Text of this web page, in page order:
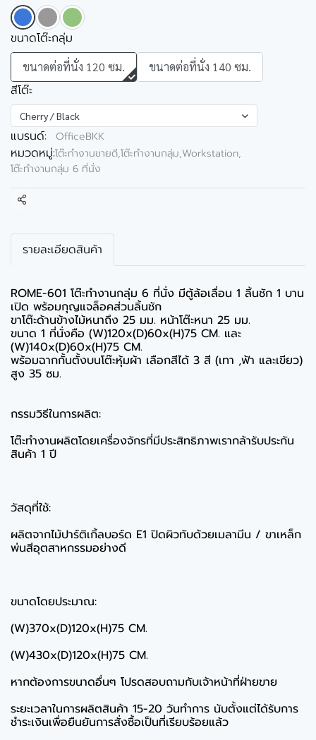
ขนาดโต๊ะกลุ่ม
ขนาดต่อที่นั่ง 120 ซม. ขนาดต่อที่นั่ง 140 ซม.
สีโต๊ะ
Cherry / Black
แบรนด์: OfficeBKK
หมวดหมู่:โต๊ะทำงานขายดี,โต๊ะทำงานกลุ่ม,Workstation,
โต๊ะทำงานกลุ่ม 6 ที่นั่ง
แชร์
รายละเอียดสินค้า
ROME-601 โต๊ะทำงานกลุ่ม 6 ที่นั่ง มีตู้ล้อเลื่อน 1 ลิ้นชัก 1 บาน
เปิด พร้อมกุญแจล็อคส่วนลิ้นชัก
ขาโต๊ะด้านข้างไม้หนาถึง 25 มม. หน้าโต๊ะหนา 25 มม.
ขนาด 1 ที่นั่งคือ (W)120x(D)60x(H)75 CM. และ
(W)140x(D)60x(H)75 CM.
พร้อมฉากกั้นตั้งบนโต๊ะหุ้มผ้า เลือกสีได้ 3 สี (เทา ,ฟ้า และเขียว)
สูง 35 ซม.
กรรมวิธีในการผลิต:
โต๊ะทำงานผลิตโดยเครื่องจักรที่มีประสิทธิภาพเรากล้ารับประกัน
สินค้า 1 ปี
วัสดุที่ใช้:
ผลิตจากไม้ปาร์ติเกิ้ลบอร์ด E1 ปิดผิวทับด้วยเมลามีน / ขาเหล็ก
พ่นสีอุตสาหกรรมอย่างดี
ขนาดโดยประมาณ:
(W)370x(D)120x(H)75 CM.
(W)430x(D)120x(H)75 CM.
หากต้องการขนาดอื่นๆ โปรดสอบถามกับเจ้าหน้าที่ฝ่ายขาย
ระยะเวลาในการผลิตสินค้า 15-20 วันทำการ นับตั้งแต่ได้รับการ
ชำระเงินเพื่อยืนยันการสั่งซื้อเป็นที่เรียบร้อยแล้ว